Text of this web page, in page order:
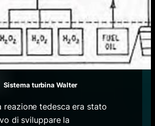
Sistema turbina Walter
reazione tedesca era stato
di sviluppare la